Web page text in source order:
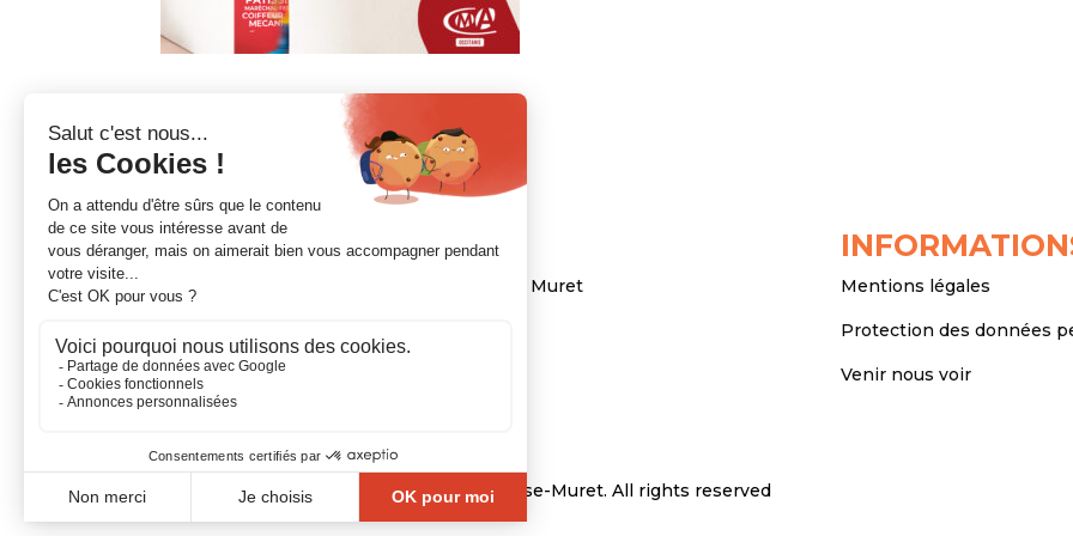
NOUS CONTACTER
21 Chemin de la Pyramide, CS 7002, 31600 Muret
Mail :esm@cm-toulouse.fr
Mentions légales
Protection des données
Venir nous voir
Copyright © 2020. CMA Formation Toulouse-Muret. All rights reserved